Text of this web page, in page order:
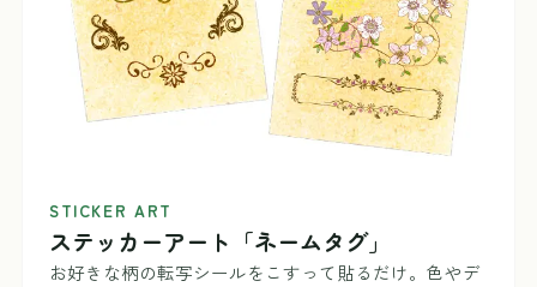
STICKER ART
ステッカーアート「ネームタグ」
お好きな柄の転写シールをこすって貼るだけ。色やデ